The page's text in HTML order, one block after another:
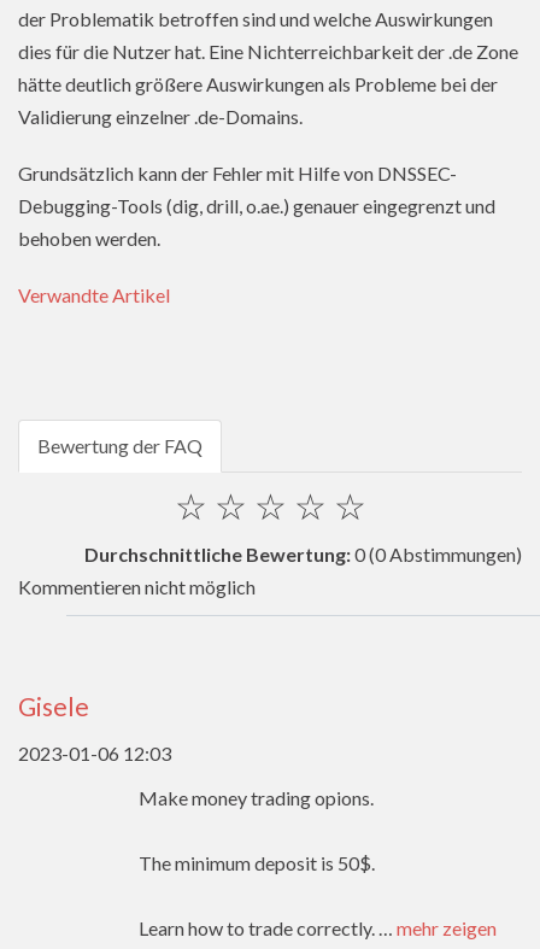
der Problematik betroffen sind und welche Auswirkungen
dies für die Nutzer hat. Eine Nichterreichbarkeit der .de Zone
hätte deutlich größere Auswirkungen als Probleme bei der
Validierung einzelner .de-Domains.
Grundsätzlich kann der Fehler mit Hilfe von DNSSEC-
Debugging-Tools (dig, drill, o.ae.) genauer eingegrenzt und
behoben werden.
Verwandte Artikel
Bewertung der FAQ
☆
☆
☆
☆
☆
Durchschnittliche Bewertung:0(0 Abstimmungen)
Kommentieren nicht möglich
Gisele
2023-01-06 12:03
Make money trading opions.
The minimum deposit is 50$.
Learn how to trade correctly. … mehr zeigen